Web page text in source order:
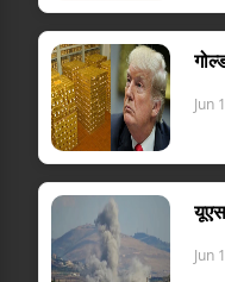
Jun
Jun